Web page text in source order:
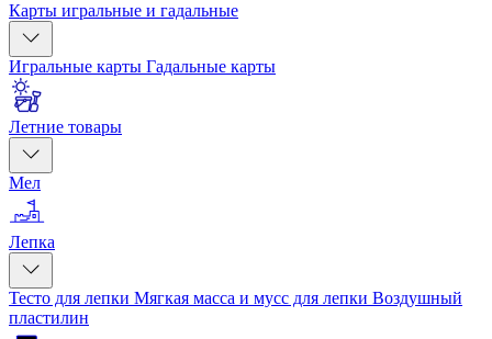
Карты игральные и гадальные
Игральные карты Гадальные карты
Летние товары
Мел
Лепка
Тесто для лепки Мягкая масса и мусс для лепки Воздушный
пластилин